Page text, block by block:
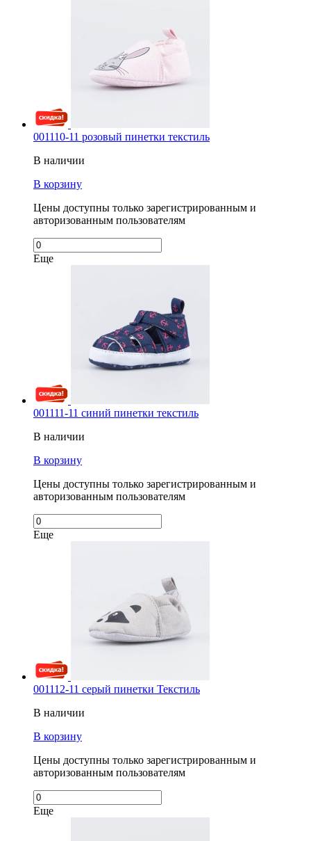
001110-11 розовый пинетки текстиль
В наличии
В корзину
Цены доступны только зарегистрированным и
авторизованным пользователям
Еще
001111-11 синий пинетки текстиль
В наличии
В корзину
Цены доступны только зарегистрированным и
авторизованным пользователям
Еще
001112-11 серый пинетки Текстиль
В наличии
В корзину
Цены доступны только зарегистрированным и
авторизованным пользователям
Еще